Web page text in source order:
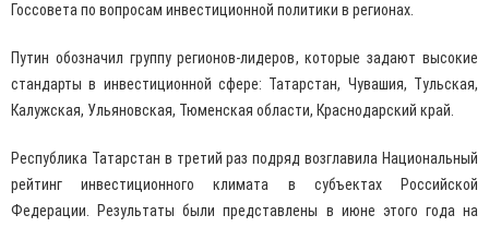
Госсовета по вопросам инвестиционной политики в регионах.
Путин обозначил группу регионов-лидеров, которые задают высокие
стандарты в инвестиционной сфере: Татарстан, Чувашия, Тульская,
Калужская, Ульяновская, Тюменская области, Краснодарский край.
Республика Татарстан в третий раз подряд возглавила Национальный
рейтинг инвестиционного климата в субъектах Российской
Федерации. Результаты были представлены в июне этого года на